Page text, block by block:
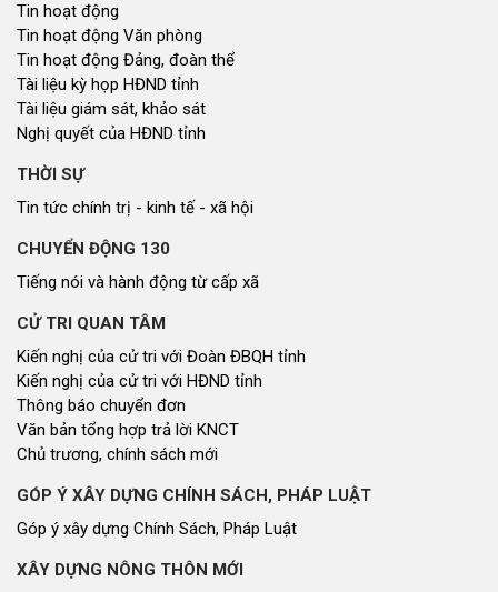
Tin hoạt động
Tin hoạt động Văn phòng
Tin hoạt động Đảng, đoàn thể
Tài liệu kỳ họp HĐND tỉnh
Tài liệu giám sát, khảo sát
Nghị quyết của HĐND tỉnh
THỜI SỰ
Tin tức chính trị - kinh tế - xã hội
CHUYỂN ĐỘNG 130
Tiếng nói và hành động từ cấp xã
CỬ TRI QUAN TÂM
Kiến nghị của cử tri với Đoàn ĐBQH tỉnh
Kiến nghị của cử tri với HĐND tỉnh
Thông báo chuyển đơn
Văn bản tổng hợp trả lời KNCT
Chủ trương, chính sách mới
GÓP Ý XÂY DỰNG CHÍNH SÁCH, PHÁP LUẬT
Góp ý xây dựng Chính Sách, Pháp Luật
XÂY DỰNG NÔNG THÔN MỚI